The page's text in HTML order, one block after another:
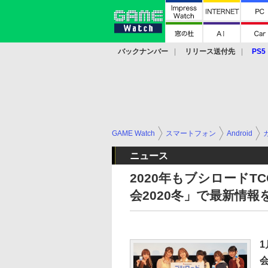
バックナンバー リリース送付先
PS5
GAME Watch スマートフォン Android
ニュース
2020年もブシロード
会2020冬」で最新情報
1